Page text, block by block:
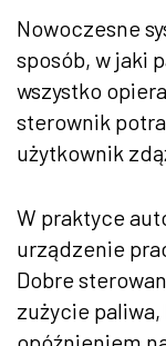
Nowoczesne
sposób, w jaki
wszystko
sterownik
użytkownik
W praktyce
urządzenie
Dobre
zużycie